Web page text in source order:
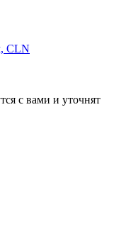
CLN
с вами и уточнят